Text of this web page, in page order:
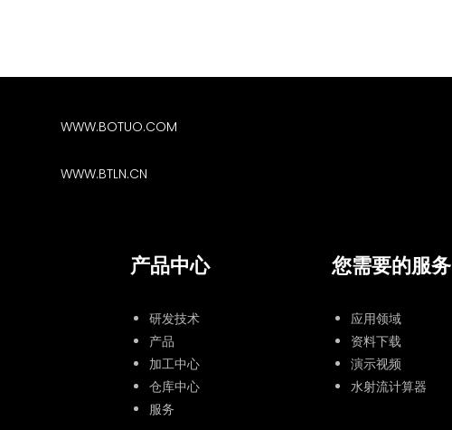
WWW.BOTUO.COM
WWW.BTLN.CN
产品中心
研发技术
产品
加工中心
仓库中心
服务
您需要的服务
应用领域
资料下载
演示视频
水射流计算器